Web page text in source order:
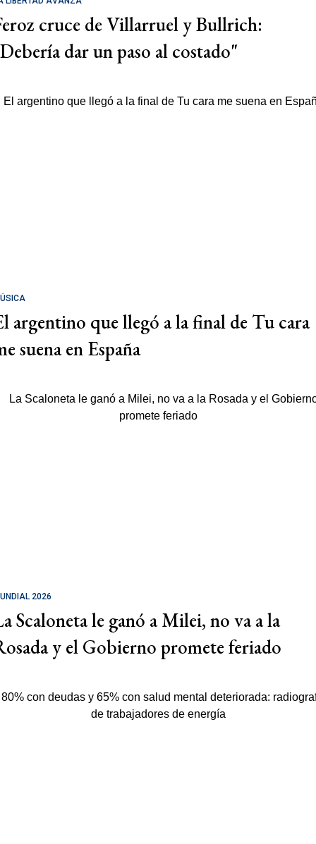
cruce de Villarruel y Bullrich:
dar un paso al costado"
argentino que llegó a la final de Tu cara
suena en España
2026
Scaloneta le ganó a Milei, no va a la
y el Gobierno promete feriado